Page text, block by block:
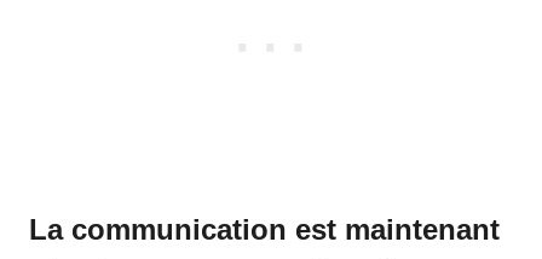
La communication est maintenant